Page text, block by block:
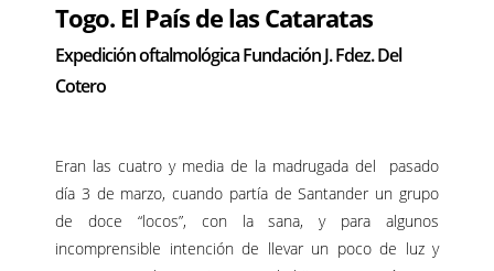
Togo. El País de las Cataratas
Expedición oftalmológica Fundación J. Fdez. Del
Cotero
Eran las cuatro y media de la madrugada del pasado
día 3 de marzo, cuando partía de Santander un grupo
de doce “locos”, con la sana, y para algunos
incomprensible intención de llevar un poco de luz y